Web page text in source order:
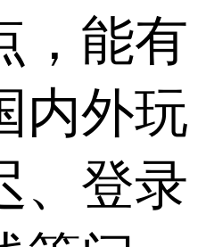
，能有
内外玩
、登录